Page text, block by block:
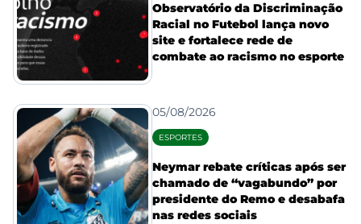
Observatório da Discriminação
Racial no Futebol lança novo
site e fortalece rede de
combate ao racismo no esporte
05/08/2026
ESPORTES
Neymar rebate críticas após ser
chamado de “vagabundo” por
presidente do Remo e desabafa
nas redes sociais